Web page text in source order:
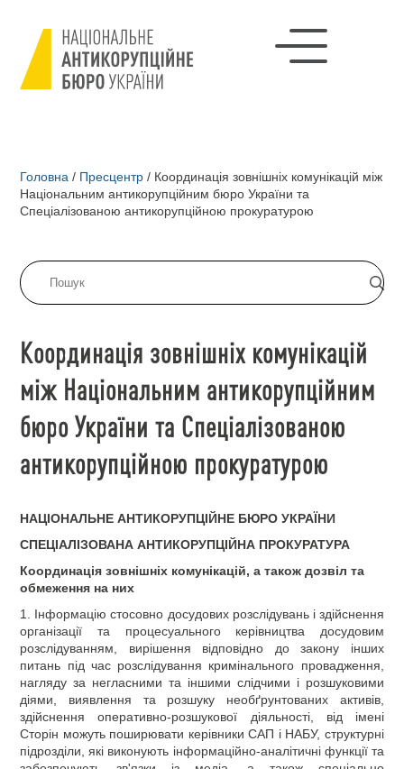
Головна / Пресцентр / Координація зовнішніх комунікацій між
Національним антикорупційним бюро України та
Спеціалізованою антикорупційною прокуратурою
Координація зовнішніх комунікацій
між Національним антикорупційним
бюро України та Спеціалізованою
антикорупційною прокуратурою
НАЦІОНАЛЬНЕ АНТИКОРУПЦІЙНЕ БЮРО УКРАЇНИ
СПЕЦІАЛІЗОВАНА АНТИКОРУПЦІЙНА ПРОКУРАТУРА
Координація зовнішніх комунікацій, а також дозвіл та
обмеження на них
1. Інформацію стосовно досудових розслідувань і здійснення
організації та процесуального керівництва досудовим
розслідуванням, вирішення відповідно до закону інших
питань під час розслідування кримінального провадження,
нагляду за негласними та іншими слідчими і розшуковими
діями, виявлення та розшуку необґрунтованих активів,
здійснення оперативно-розшукової діяльності, від імені
Сторін можуть поширювати керівники САП і НАБУ, структурні
підрозділи, які виконують інформаційно-аналітичні функції та